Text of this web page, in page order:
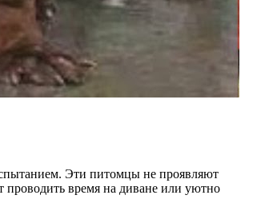
Эти питомцы не проявляют
проводить время на диване или уютно